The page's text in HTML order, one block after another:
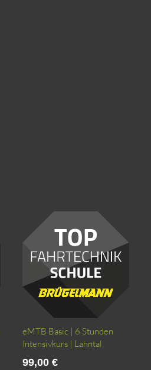
eMTB Basic | 6 Stunden
Intensivkurs | Lahntal
99,00€